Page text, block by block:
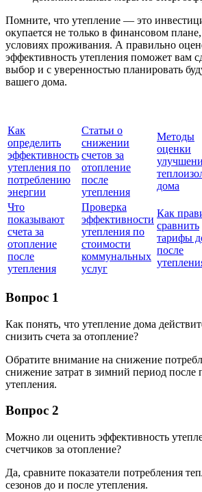
Помните, что утепление — это
окупается не только в финансовом
условиях проживания. А правильно
эффективность утепления поможет вам
выбор и с уверенностью планировать
вашего дома.
Как
определить
эффективность
утепления по
потреблению
энергии
Статьи о
снижении
счетов за
отопление
после
утепления
Методы
оценки
дома
Что
показывают
счета за
отопление
после
утепления
Проверка
эффективности
утепления по
стоимости
коммунальных
услуг
Как
сравнить
тарифы
после
Вопрос 1
Как понять, что утепление дома
снизить счета за отопление?
Обратите внимание на снижение
снижение затрат в зимний период после
утепления.
Вопрос 2
Можно ли оценить эффективность
счетчиков за отопление?
Да, сравните показатели потребления
сезонов до и после утепления.